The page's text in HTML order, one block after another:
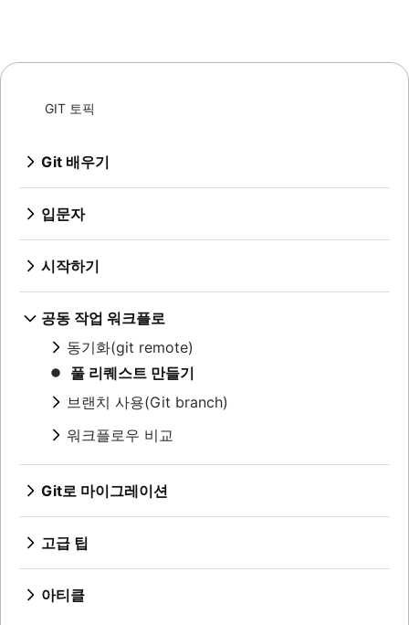
GIT 토픽
Git 배우기
Git 명령
Bitbucket Cloud에서 Git에 대해 알아보기
Bitbucket Cloud에서 코드 리뷰에 대해 알아보기
Bitbucket Cloud로 변경 사항을 실행 취소하는
방법 알아보기
입문자
버전 제어란
소스 코드 관리
Git이란
Git 설치
Git SSH
Git archive
Git 치트 시트
시작하기
리포지토리 설정
개요
git init
git clone
git config
git 별칭
변경 사항 저장(Git add)
개요
Git 커밋
git diff
git stash
.gitignore
리포지토리 검사
개요
git tag
git blame
변경 내용 실행 취소
개요
git clean
git revert
git reset
git rm
기록 다시 쓰기
git rebase
git reflog
공동 작업 워크플로
동기화(git remote)
개요
git fetch
Git 푸시
git pull
풀 리퀘스트 만들기
브랜치 사용(Git branch)
Git 체크아웃
Git 병합
충돌 병합하기
병합 전략
워크플로우 비교
Gitflow 워크플로
포킹 워크플로
Git로 마이그레이션
SVN에서 Git까지, 마이그레이션 준비
SVN에서 Git으로 마이그레이션
개요
Perforce부터 Git까지 - 변화를 만드는 이유
Perforce에서 Git으로 마이그레이션하기
고급 팁
개요
병합과 기준 재지정(rebase) 비교
아티클